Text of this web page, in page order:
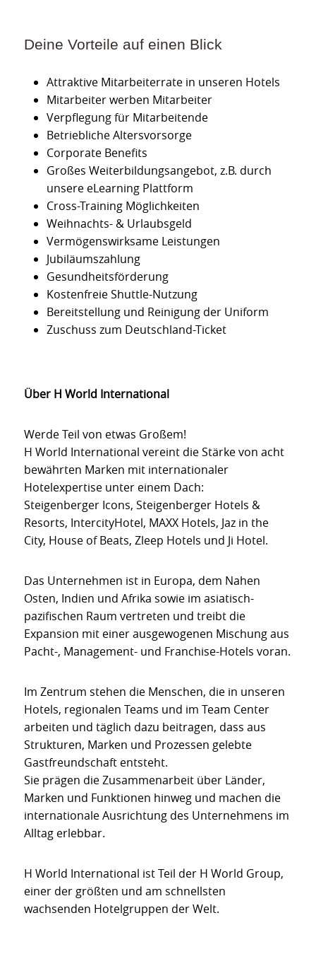
Deine Vorteile auf einen Blick
Attraktive Mitarbeiterrate in unseren Hotels
Mitarbeiter werben Mitarbeiter
Verpflegung für Mitarbeitende
Betriebliche Altersvorsorge
Corporate Benefits
Großes Weiterbildungsangebot, z.B. durch
unsere eLearning Plattform
Cross-Training Möglichkeiten
Weihnachts- & Urlaubsgeld
Vermögenswirksame Leistungen
Jubiläumszahlung
Gesundheitsförderung
Kostenfreie Shuttle-Nutzung
Bereitstellung und Reinigung der Uniform
Zuschuss zum Deutschland-Ticket
Über H World International
Werde Teil von etwas Großem!
H World International vereint die Stärke von acht
bewährten Marken mit internationaler
Hotelexpertise unter einem Dach:
Steigenberger Icons, Steigenberger Hotels &
Resorts, IntercityHotel, MAXX Hotels, Jaz in the
City, House of Beats, Zleep Hotels und Ji Hotel.
Das Unternehmen ist in Europa, dem Nahen
Osten, Indien und Afrika sowie im asiatisch-
pazifischen Raum vertreten und treibt die
Expansion mit einer ausgewogenen Mischung aus
Pacht-, Management- und Franchise-Hotels voran.
Im Zentrum stehen die Menschen, die in unseren
Hotels, regionalen Teams und im Team Center
arbeiten und täglich dazu beitragen, dass aus
Strukturen, Marken und Prozessen gelebte
Gastfreundschaft entsteht.
Sie prägen die Zusammenarbeit über Länder,
Marken und Funktionen hinweg und machen die
internationale Ausrichtung des Unternehmens im
Alltag erlebbar.
H World International ist Teil der H World Group,
einer der größten und am schnellsten
wachsenden Hotelgruppen der Welt.